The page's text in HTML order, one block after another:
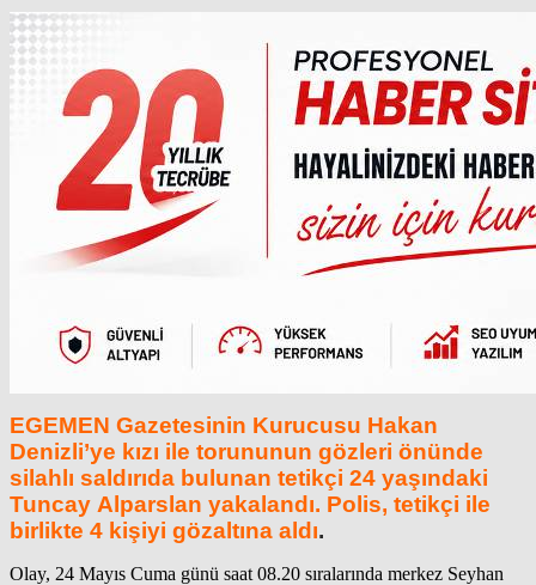
EGEMEN Gazetesinin Kurucusu Hakan
Denizli’ye kızı ile torununun gözleri önünde
silahlı saldırıda bulunan tetikçi 24 yaşındaki
Tuncay Alparslan yakalandı. Polis, tetikçi ile
birlikte 4 kişiyi gözaltına aldı.
Olay, 24 Mayıs Cuma günü saat 08.20 sıralarında merkez Seyhan